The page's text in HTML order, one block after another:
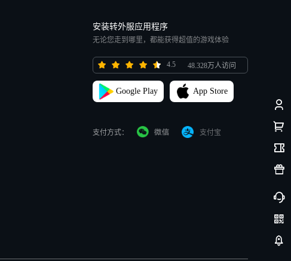
安装转外服应用程序
无论您走到哪里，都能获得超值的游戏体验
4.5 48.328万人访问
Google Play App Store
支付方式： 支付宝